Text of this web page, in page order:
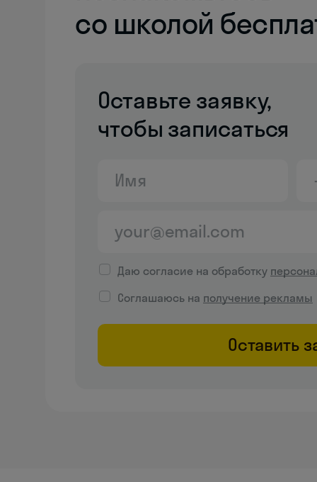
со школой
Оставьте заявку,
чтобы записаться
Даю согласие на обработку
Соглашаюсь на получение рекламы
Оставить